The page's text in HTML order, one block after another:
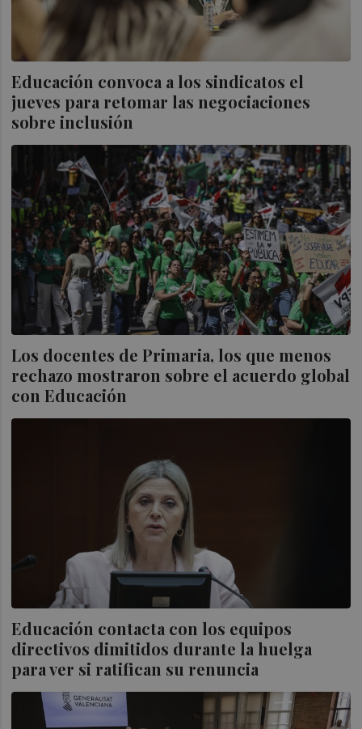
Educación convoca a los sindicatos el
jueves para retomar las negociaciones
sobre inclusión
Los docentes de Primaria, los que menos
rechazo mostraron sobre el acuerdo global
con Educación
Educación contacta con los equipos
directivos dimitidos durante la huelga
para ver si ratifican su renuncia